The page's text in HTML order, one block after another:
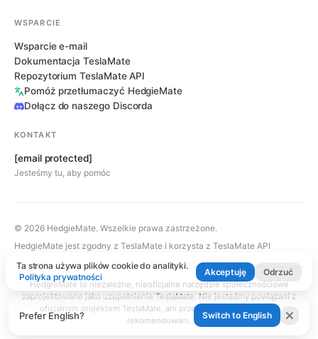
Ta strona używa plików cookie do analityki.
Polityka prywatności
Akceptuję Odrzuć
WSPARCIE
Wsparcie e-mail
Dokumentacja TeslaMate
Repozytorium TeslaMate API
Pomóż przetłumaczyć HedgieMate
Dołącz do naszego Discorda
KONTAKT
[email protected]
Jesteśmy tu, aby pomóc
© 2026 HedgieMate. Wszelkie prawa zastrzeżone.
HedgieMate jest zgodny z TeslaMate i korzysta z TeslaMate API
HedgieMate to niezależne, nieoficjalne narzędzie społecznościowe
zaprojektowane jako uzupełnienie TeslaMate. Nie jesteśmy powiązani z
oficjalnym projektem TeslaMate, ani przez niego wspierani czy
rekomendowani.
Prefer English? Switch to English